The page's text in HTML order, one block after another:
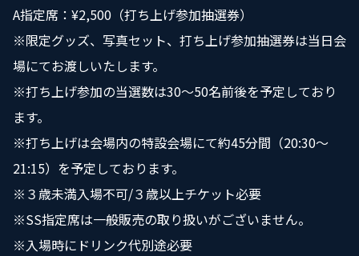
A指定席：¥2,500（打ち上げ参加抽選券）
※限定グッズ、写真セット、打ち上げ参加抽選券は当日会
場にてお渡しいたします。
※打ち上げ参加の当選数は30〜50名前後を予定しており
ます。
※打ち上げは会場内の特設会場にて約45分間（20:30〜
21:15）を予定しております。
※３歳未満入場不可/３歳以上チケット必要
※SS指定席は一般販売の取り扱いがございません。
※入場時にドリンク代別途必要